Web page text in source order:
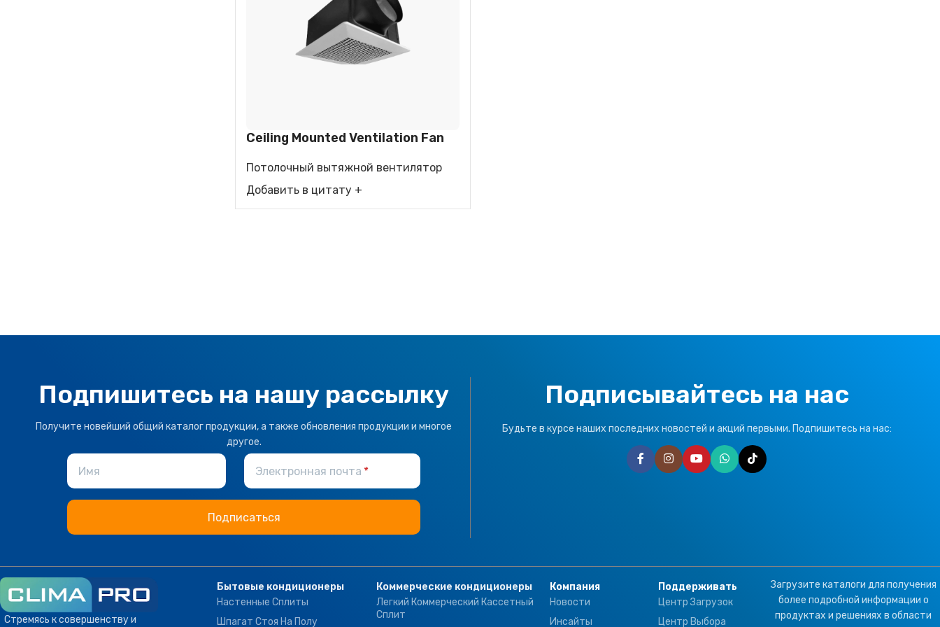
Ceiling Mounted Ventilation Fan
Потолочный вытяжной вентилятор
Добавить в цитату +
Подпишитесь на нашу рассылку
Получите новейший общий каталог продукции, а также обновления продукции и многое
другое.
Имя Электронная почта
Подписывайтесь на нас
Будьте в курсе наших последних новостей и акций первыми. Подпишитесь на нас:
Стремясь к совершенству и
Бытовые кондиционеры
Настенные Сплиты
Шпагат Стоя На Полу
Коммерческие кондиционеры
Легкий Коммерческий Кассетный
Сплит
Компания
Новости
Инсайты
Поддерживать
Центр Загрузок
Центр Выбора
Загрузите каталоги для получения
более подробной информации о
продуктах и решениях в области